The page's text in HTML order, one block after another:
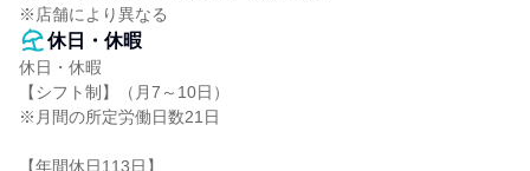
※店舗により異なる
休日・休暇
休日・休暇
【シフト制】（月7～10日）
※月間の所定労働日数21日
【年間休日113日】